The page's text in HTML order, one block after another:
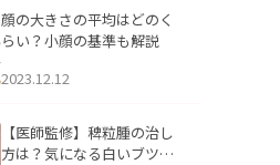
顔の大きさの平均はどのく
らい？小顔の基準も解説
2023.12.12
【医師監修】稗粒腫の治し
方は？気になる白いブツブ